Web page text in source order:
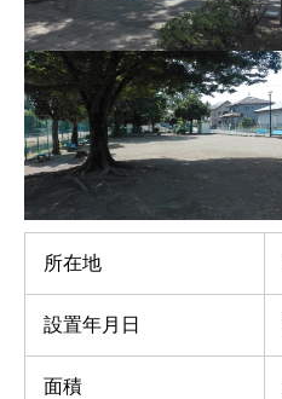
所在地
設置年月日
面積